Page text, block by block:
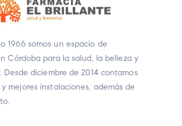
1966 somos un espacio de
Córdoba para la salud, la belleza y
Desde diciembre de 2014 contamos
mejores instalaciones, además de